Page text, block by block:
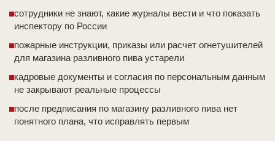
сотрудники не знают, какие журналы вести и что показать
инспектору по России
пожарные инструкции, приказы или расчет огнетушителей
для магазина разливного пива устарели
кадровые документы и согласия по персональным данным
не закрывают реальные процессы
после предписания по магазину разливного пива нет
понятного плана, что исправлять первым